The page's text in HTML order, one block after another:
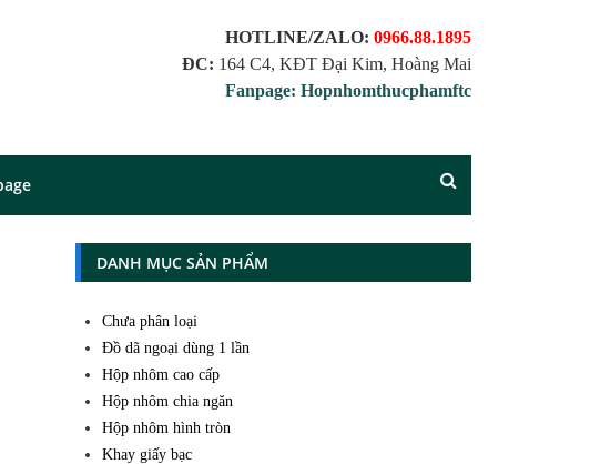
HOTLINE/ZALO: 0966.88.1895
ĐC: 164 C4, KĐT Đại Kim, Hoàng Mai
Fanpage: Hopnhomthucphamftc
DANH MỤC SẢN PHẨM
Chưa phân loại
Đồ dã ngoại dùng 1 lần
Hộp nhôm cao cấp
Hộp nhôm chia ngăn
Hộp nhôm hình tròn
Khay giấy bạc